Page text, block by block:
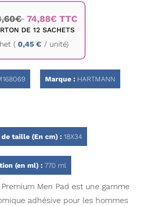
74,88€ TTC
DE 12 SACHETS
( 0,45 € / unité)
Marque : HARTMANN
taille (En cm) : 18X34
(en ml) : 770 ml
Men Pad est une gamme
adhésive pour les hommes